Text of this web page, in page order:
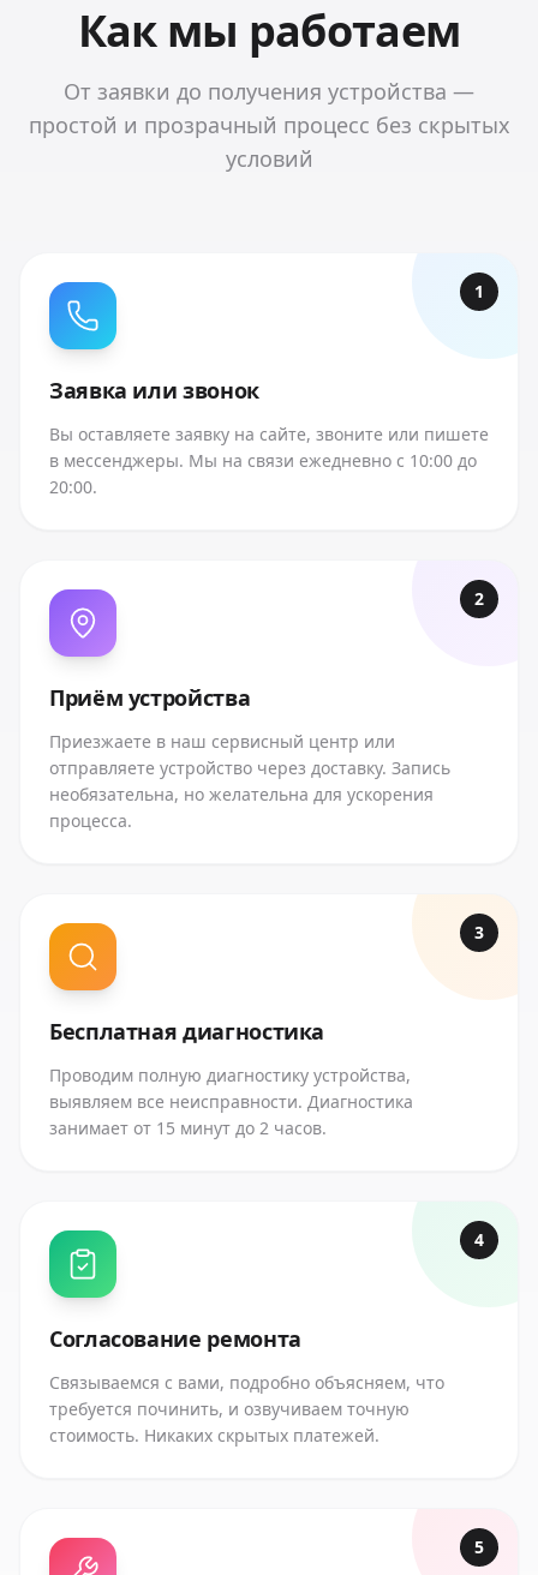
Как мы работаем
От заявки до получения устройства —
простой и прозрачный процесс без скрытых
условий
1
Заявка или звонок
Вы оставляете заявку на сайте, звоните или пишете
в мессенджеры. Мы на связи ежедневно с 10:00 до
20:00.
2
Приём устройства
Приезжаете в наш сервисный центр или
отправляете устройство через доставку. Запись
необязательна, но желательна для ускорения
процесса.
3
Бесплатная диагностика
Проводим полную диагностику устройства,
выявляем все неисправности. Диагностика
занимает от 15 минут до 2 часов.
4
Согласование ремонта
Связываемся с вами, подробно объясняем, что
требуется починить, и озвучиваем точную
стоимость. Никаких скрытых платежей.
5